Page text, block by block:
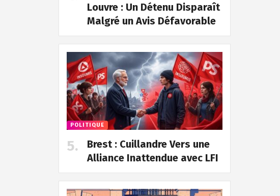
Louvre : Un Détenu Disparaît
Malgré un Avis Défavorable
POLITIQUE
Brest : Cuillandre Vers une
Alliance Inattendue avec LFI